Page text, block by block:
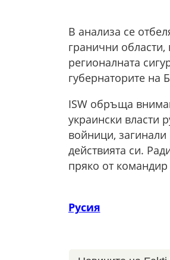
В анализа се
гранични области,
регионалната
губернаторите на
ISW обръща
украински власти
войници,
действията си.
пряко от
Русия